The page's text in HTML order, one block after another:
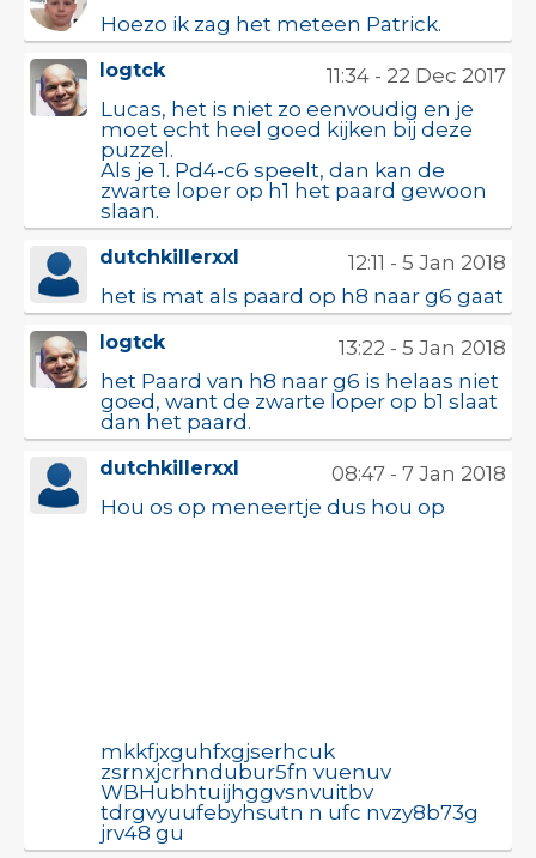
Hoezo ik zag het meteen Patrick.
logtck
11:34 - 22 Dec 2017
Lucas, het is niet zo eenvoudig en je
moet echt heel goed kijken bij deze
puzzel.
Als je 1. Pd4-c6 speelt, dan kan de
zwarte loper op h1 het paard gewoon
slaan.
dutchkillerxxl
12:11 - 5 Jan 2018
het is mat als paard op h8 naar g6 gaat
logtck
13:22 - 5 Jan 2018
het Paard van h8 naar g6 is helaas niet
goed, want de zwarte loper op b1 slaat
dan het paard.
dutchkillerxxl
08:47 - 7 Jan 2018
Hou os op meneertje dus hou op
mkkfjxguhfxgjserhcuk
zsrnxjcrhndubur5fn vuenuv
WBHubhtuijhggvsnvuitbv
tdrgvyuufebyhsutn n ufc nvzy8b73g
jrv48 gu